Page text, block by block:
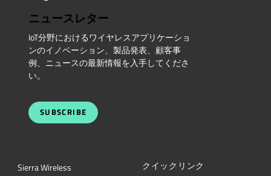
ニュースレター
IoT分野におけるワイヤレスアプリケーショ
ンのイノベーション、製品発表、顧客事
例、ニュースの最新情報を入手してくださ
い。
SUBSCRIBE
Sierra Wireless
クイックリンク